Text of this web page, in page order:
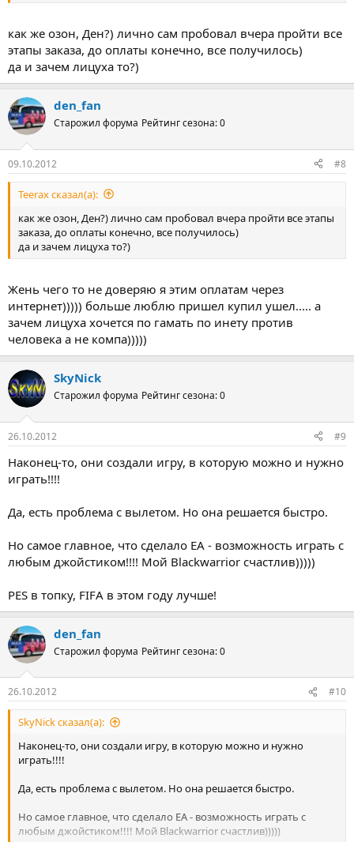
как же озон, Ден?) лично сам пробовал вчера пройти все
этапы заказа, до оплаты конечно, все получилось)
да и зачем лицуха то?)
den_fan
Старожил форума Рейтинг сезона: 0
09.10.2012 #8
Teerax сказал(а):
как же озон, Ден?) лично сам пробовал вчера пройти все этапы
заказа, до оплаты конечно, все получилось)
да и зачем лицуха то?)
Жень чего то не доверяю я этим оплатам через
интернет))))) больше люблю пришел купил ушел..... а
зачем лицуха хочется по гамать по инету против
человека а не компа)))))
SkyNick
Старожил форума Рейтинг сезона: 0
26.10.2012 #9
Наконец-то, они создали игру, в которую можно и нужно
играть!!!!
Да, есть проблема с вылетом. Но она решается быстро.
Но самое главное, что сделало EA - возможность играть с
любым джойстиком!!!! Мой Blackwarrior счастлив)))))
PES в топку, FIFA в этом году лучше!
den_fan
Старожил форума Рейтинг сезона: 0
26.10.2012 #10
SkyNick сказал(а):
Наконец-то, они создали игру, в которую можно и нужно
играть!!!!
Да, есть проблема с вылетом. Но она решается быстро.
Но самое главное, что сделало EA - возможность играть с
любым джойстиком!!!! Мой Blackwarrior счастлив)))))